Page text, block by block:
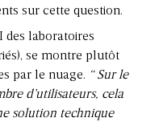
sur cette question.
des laboratoires
se montre plutôt
par le nuage. “ Sur le
d’utilisateurs, cela
solution technique